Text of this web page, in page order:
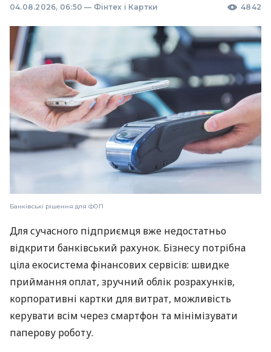
04.08.2026, 06:50 — Фінтех і Картки 4842
Банківські рішення для ФОП
Для сучасного підприємця вже недостатньо
відкрити банківський рахунок. Бізнесу потрібна
ціла екосистема фінансових сервісів: швидке
приймання оплат, зручний облік розрахунків,
корпоративні картки для витрат, можливість
керувати всім через смартфон та мінімізувати
паперову роботу.